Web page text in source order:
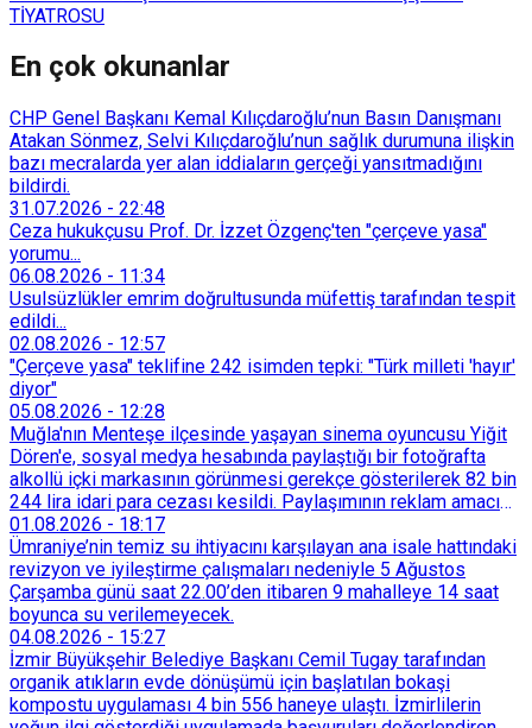
TİYATROSU
En çok okunanlar
CHP Genel Başkanı Kemal Kılıçdaroğlu’nun Basın Danışmanı
Atakan Sönmez, Selvi Kılıçdaroğlu’nun sağlık durumuna ilişkin
bazı mecralarda yer alan iddiaların gerçeği yansıtmadığını
bildirdi.
31.07.2026 - 22:48
Ceza hukukçusu Prof. Dr. İzzet Özgenç'ten "çerçeve yasa"
yorumu...
06.08.2026 - 11:34
Usulsüzlükler emrim doğrultusunda müfettiş tarafından tespit
edildi...
02.08.2026 - 12:57
"Çerçeve yasa" teklifine 242 isimden tepki: "Türk milleti 'hayır'
diyor"
05.08.2026 - 12:28
Muğla'nın Menteşe ilçesinde yaşayan sinema oyuncusu Yiğit
Dören'e, sosyal medya hesabında paylaştığı bir fotoğrafta
alkollü içki markasının görünmesi gerekçe gösterilerek 82 bin
244 lira idari para cezası kesildi. Paylaşımının reklam amacı
taşımadığını savunan Dören, cezanın iptali için yargıya
başvurdu.
01.08.2026 - 18:17
Ümraniye’nin temiz su ihtiyacını karşılayan ana isale hattındaki
revizyon ve iyileştirme çalışmaları nedeniyle 5 Ağustos
Çarşamba günü saat 22.00’den itibaren 9 mahalleye 14 saat
boyunca su verilemeyecek.
04.08.2026 - 15:27
İzmir Büyükşehir Belediye Başkanı Cemil Tugay tarafından
organik atıkların evde dönüşümü için başlatılan bokaşi
kompostu uygulaması 4 bin 556 haneye ulaştı. İzmirlilerin